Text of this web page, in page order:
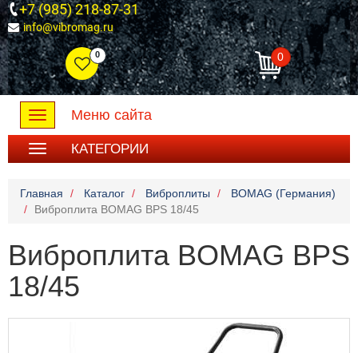
+7 (985) 218-87-31
info@vibromag.ru
0 0
Toggle
navigation
Меню сайта
КАТЕГОРИИ
Главная Каталог Виброплиты
BOMAG (Германия)
Виброплита BOMAG ВРS 18/45
Виброплита BOMAG ВРS
18/45